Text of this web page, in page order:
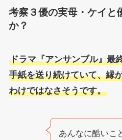
考察３優の実母・ケイと
か？
ドラマ『アンサンブル』最
手紙を送り続けていて、縁
わけではなさそうです。
あんなに酷いこ